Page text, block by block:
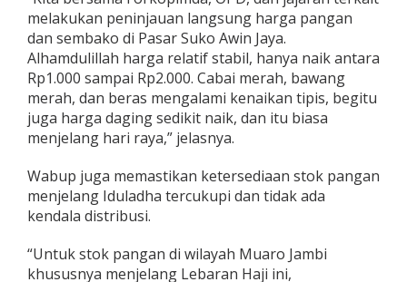
a
n
S
i
d
a
P
a
a
r
melakukan peninjauan langsung harga pangan
dan sembako di Pasar Suko Awin Jaya.
Alhamdulillah harga relatif stabil, hanya naik antara
Rp1.000 sampai Rp2.000. Cabai merah, bawang
merah, dan beras mengalami kenaikan tipis, begitu
juga harga daging sedikit naik, dan itu biasa
menjelang hari raya,” jelasnya.
Wabup juga memastikan ketersediaan stok pangan
menjelang Iduladha tercukupi dan tidak ada
kendala distribusi.
“Untuk stok pangan di wilayah Muaro Jambi
khususnya menjelang Lebaran Haji ini,